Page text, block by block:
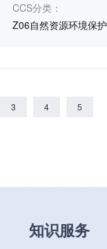
CCS分类：
Z06自然资源环境保护
3 4 5
知识服务